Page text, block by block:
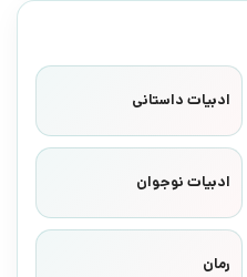
ادبیات داستانی
ادبیات نوجوان
رمان